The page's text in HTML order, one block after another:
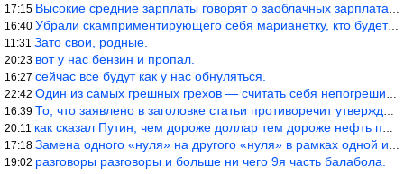
17:15 Высокие средние зарплаты говорят о заоблачных зарплатах определё
16:40 Убрали скамприментирующего себя марианетку, кто будет следующим…
11:31 Зато свои, родные.
20:23 вот у нас бензин и пропал.
16:27 сейчас все будут как у нас обнуляться.
22:42 Один из самых грешных грехов — считать себя непогрешимым.
16:39 То, что заявлено в заголовке статьи противоречит утверждению &qu
20:11 как сказал Путин, чем дороже доллар тем дороже нефть продадим.
17:18 Замена одного «нуля» на другого «нуля» в рамках одной и той же с
19:02 разговоры разговоры и больше ни чего 9я часть балабола.